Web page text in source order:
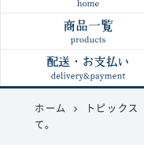
ホーム トピックス
て。